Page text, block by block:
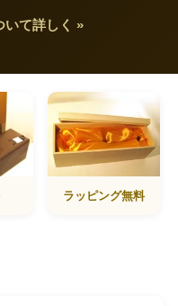
いて詳しく »
ラッピング無料